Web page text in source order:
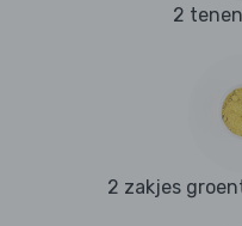
2
2 zakjes